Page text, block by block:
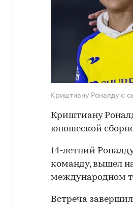
Криштиану Роналду с
Криштиану
юношеской
14-летний
команду, вышел
международном
Встреча